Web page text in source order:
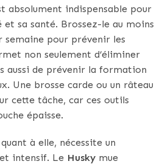
absolument indispensable pour
sa santé. Brossez-le au moins
pour prévenir les
non seulement d’éliminer
aussi de prévenir la formation
Une brosse carde ou un râteau
cette tâche, car ces outils
épaisse.
à elle, nécessite un
intensif. Le Husky mue